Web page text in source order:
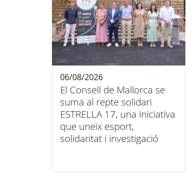
El Consell de Mallorca se
suma al repte solidari
ESTRELLA 17, una iniciativa
que uneix esport,
solidaritat i investigació
06/08/2026